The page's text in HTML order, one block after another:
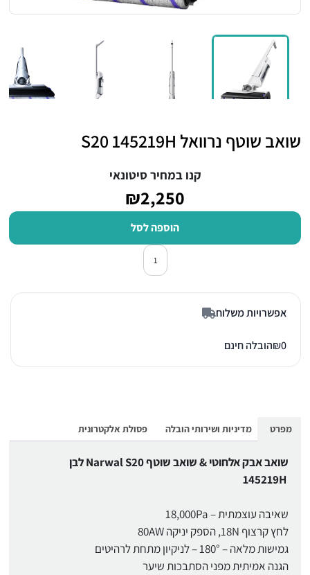
שואב שוטף נרוואל S20 145219H
קנו במחיר סיטונאי
₪2,250
הוספה לסל
כמות של שואב שוטף נרוואל S20 145219H
אפשרויות משלוח
₪0 הובלה חינם
מפרט מדיניות ושירותי הובלה פסולת אלקטרונית
שואב אבק אלחוטי & שואב שוטף Narwal S20 לבן
שאיבה עוצמתית – 18,000Pa
לחץ קרצוף 18N, הספק יניקה 80AW
גמישות מלאה – 180° – לניקיון מתחת לרהיטים
הגנה אמיתית מפני הסתבכות שיער